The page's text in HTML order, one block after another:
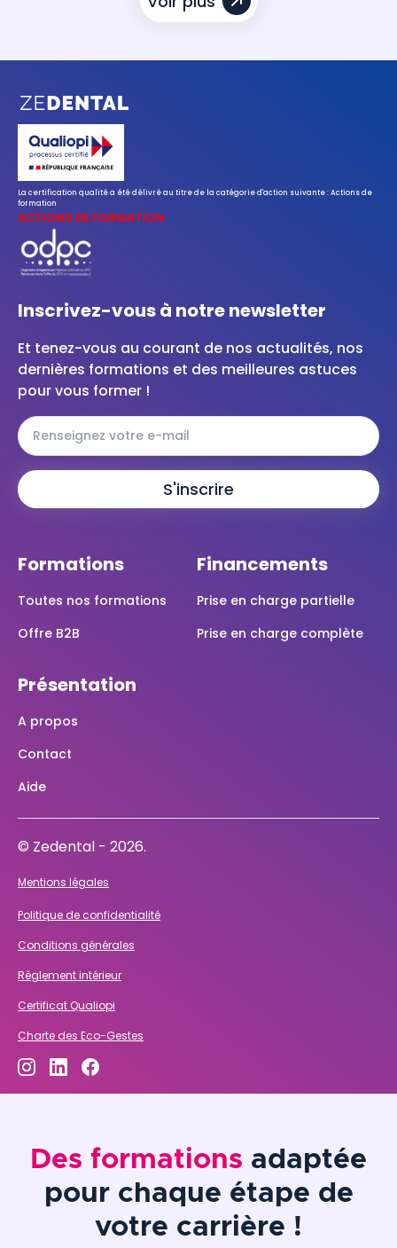
La certification qualité a été délivré au titre de la catégorie d'action suivante : Actions de
formation
ACTIONS DE FORMATION
Formations
Toutes nos formations
Offre B2B
Financements
Prise en charge partielle
Prise en charge complète
Présentation
A propos
Contact
Aide
Inscrivez-vous à notre newsletter
Et tenez-vous au courant de nos actualités, nos
dernières formations et des meilleures astuces
pour vous former !
© Zedental - 2026.
Mentions légales
Politique de confidentialité
Conditions générales
Règlement intérieur
Certificat Qualiopi
Charte des Eco-Gestes
Des formations adaptée
pour chaque étape de
votre carrière !